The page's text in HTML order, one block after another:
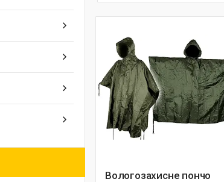
Вологозахисне пончо